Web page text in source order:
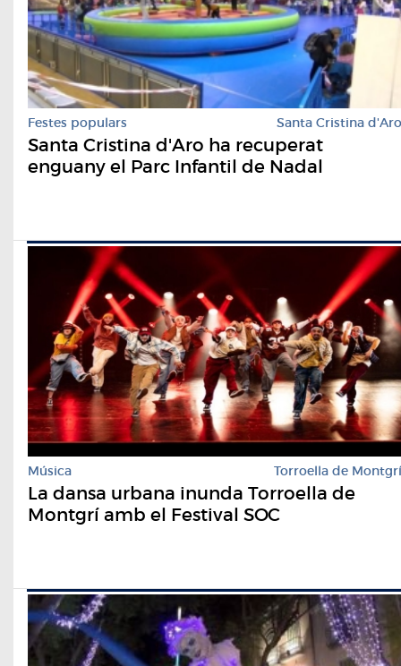
Festes populars Santa Cristina d'Aro
Santa Cristina d'Aro ha recuperat
enguany el Parc Infantil de Nadal
Música Torroella de Montgrí
La dansa urbana inunda Torroella de
Montgrí amb el Festival SOC